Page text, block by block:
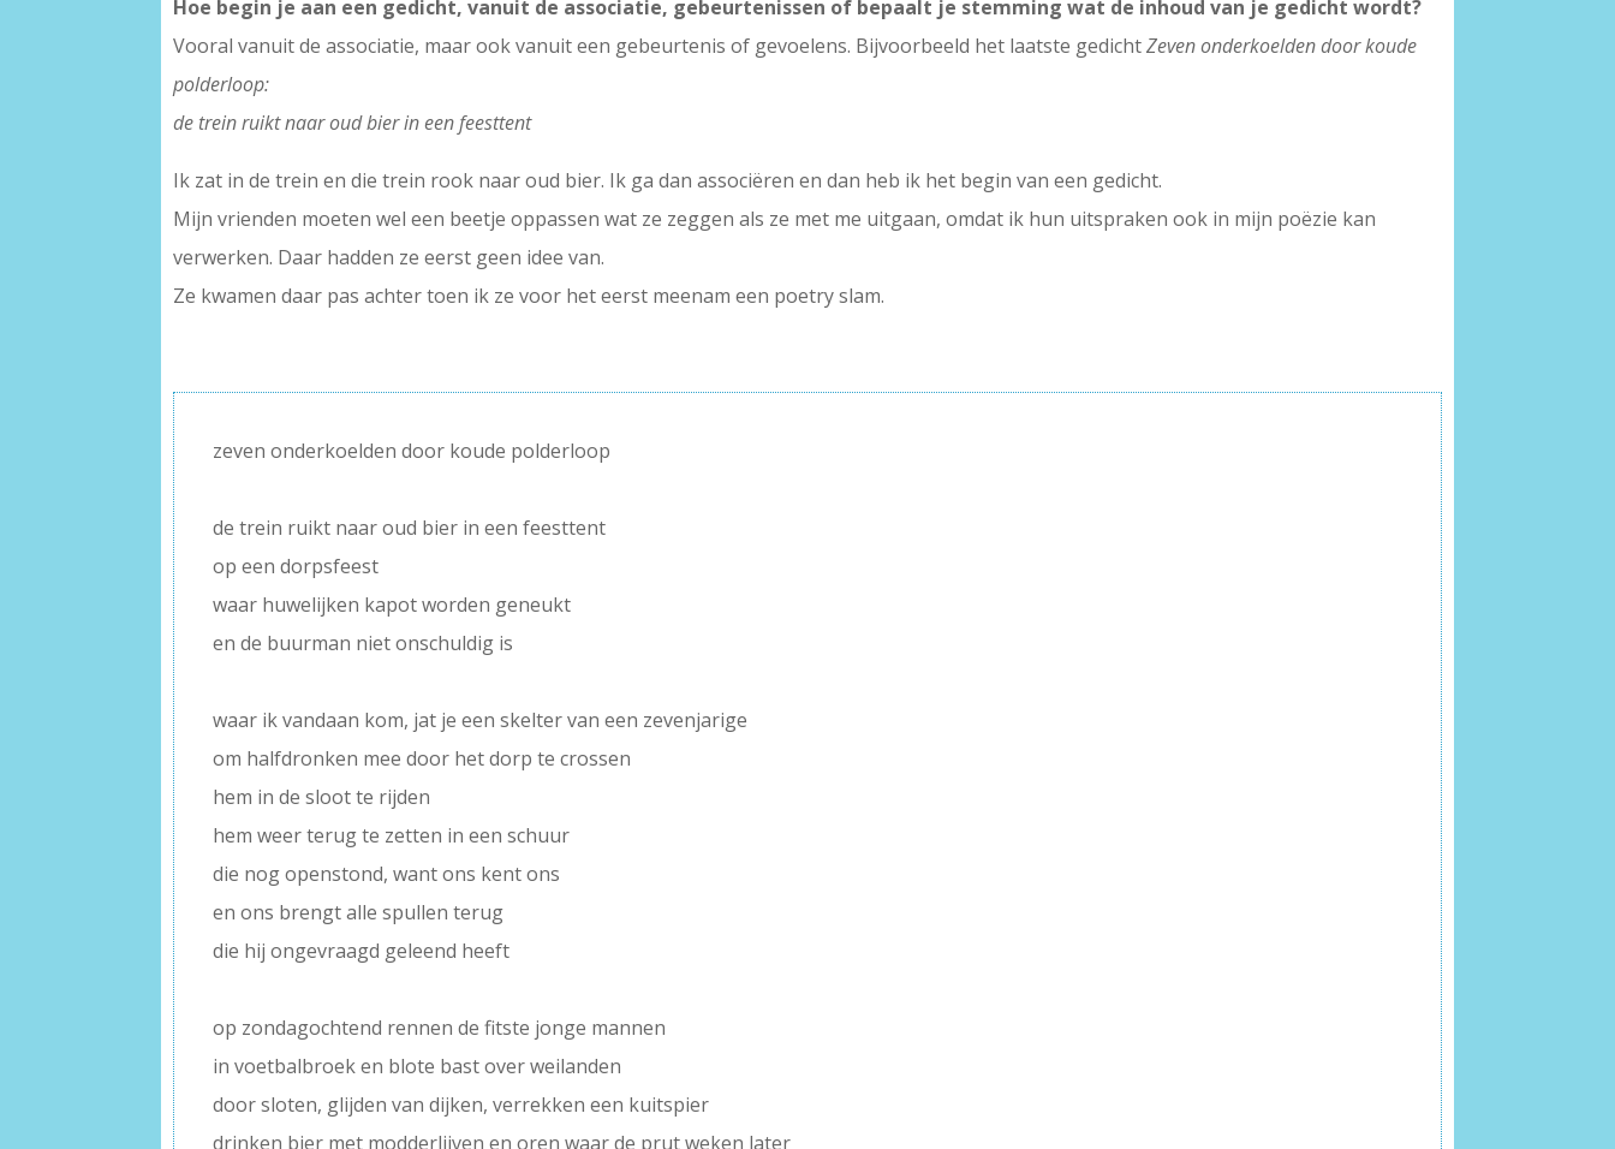
Hoe begin je aan een gedicht, vanuit de associatie, gebeurtenissen of bepaalt je stemming wat de inhoud van je gedicht wordt?
Vooral vanuit de associatie, maar ook vanuit een gebeurtenis of gevoelens. Bijvoorbeeld het laatste gedichtZeven onderkoelden door koude
polderloop:
de trein ruikt naar oud bier in een feesttent
Ik zat in de trein en die trein rook naar oud bier. Ik ga dan associëren en dan heb ik het begin van een gedicht.
Mijn vrienden moeten wel een beetje oppassen wat ze zeggen als ze met me uitgaan, omdat ik hun uitspraken ook in mijn poëzie kan
verwerken. Daar hadden ze eerst geen idee van.
Ze kwamen daar pas achter toen ik ze voor het eerst meenam een poetry slam.
zeven onderkoelden door koude polderloop
de trein ruikt naar oud bier in een feesttent
op een dorpsfeest
waar huwelijken kapot worden geneukt
en de buurman niet onschuldig is
waar ik vandaan kom, jat je een skelter van een zevenjarige
om halfdronken mee door het dorp te crossen
hem in de sloot te rijden
hem weer terug te zetten in een schuur
die nog openstond, want ons kent ons
en ons brengt alle spullen terug
die hij ongevraagd geleend heeft
op zondagochtend rennen de fitste jonge mannen
in voetbalbroek en blote bast over weilanden
door sloten, glijden van dijken, verrekken een kuitspier
drinken bier met modderlijven en oren waar de prut weken later